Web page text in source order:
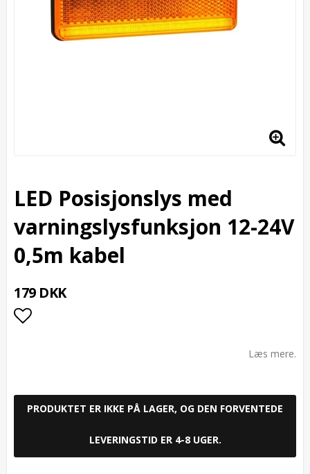
LED Posisjonslys med
varningslysfunksjon 12-24V
0,5m kabel
179 DKK
Læs mere.
PRODUKTET ER IKKE PÅ LAGER, OG DEN FORVENTEDE
LEVERINGSTID ER 4-8 UGER.